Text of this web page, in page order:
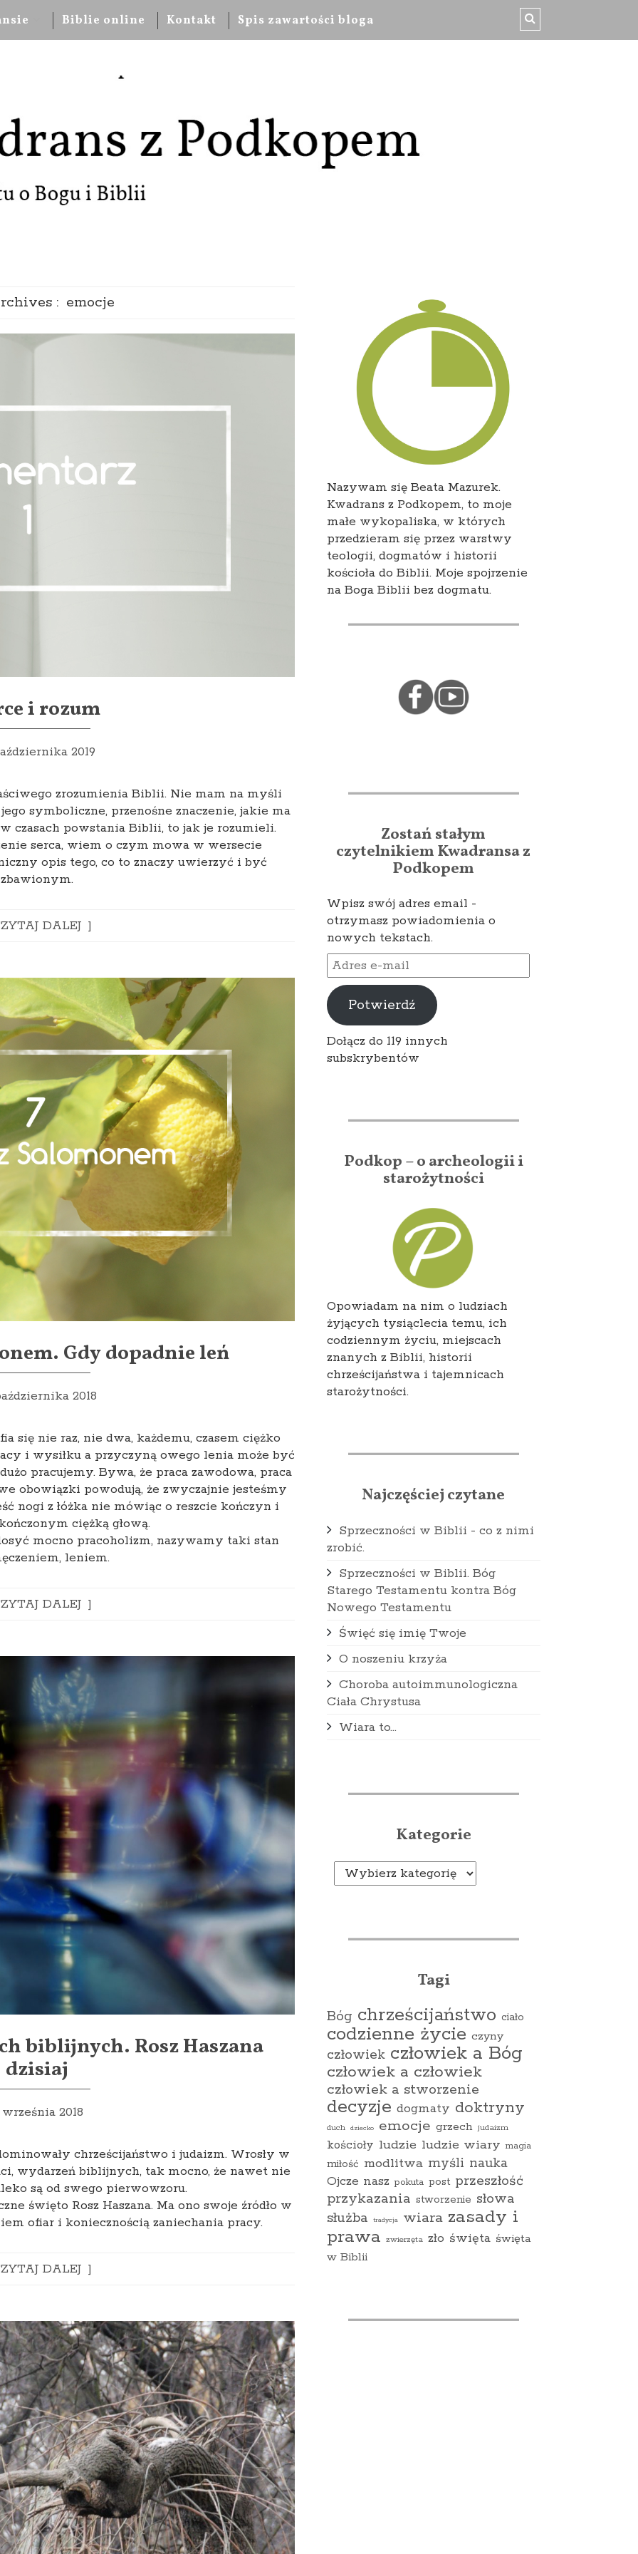
Biblie online Kontakt Spis zawartości bloga
: emocje
i rozum
2019
zrozumienia Biblii. Nie mam na myśli
symboliczne, przenośne znaczenie, jakie ma
czasach powstania Biblii, to jak je rozumieli.
serca, wiem o czym mowa w wersecie
opis tego, co to znaczy uwierzyć i być
zbawionym.
DALEJ
Gdy dopadnie leń
2018
się nie raz, nie dwa, każdemu, czasem ciężko
i wysiłku a przyczyną owego lenia może być
pracujemy. Bywa, że praca zawodowa, praca
obowiązki powodują, że zwyczajnie jesteśmy
nogi z łóżka nie mówiąc o reszcie kończyn i
ciężką głową.
mocno pracoholizm, nazywamy taki stan
leniem.
DALEJ
biblijnych. Rosz Haszana
dzisiaj
września 2018
chrześcijaństwo i judaizm. Wrosły w
wydarzeń biblijnych, tak mocno, że nawet nie
są od swego pierwowzoru.
święto Rosz Haszana. Ma ono swoje źródło w
ofiar i koniecznością zaniechania pracy.
DALEJ
Nazywam się Beata Mazurek.
Kwadrans z Podkopem, to moje
małe wykopaliska, w których
przedzieram się przez warstwy
teologii, dogmatów i historii
kościoła do Biblii. Moje spojrzenie
na Boga Biblii bez dogmatu.
Zostań stałym
czytelnikiem Kwadransa z
Podkopem
Wpisz swój adres email -
otrzymasz powiadomienia o
nowych tekstach.
Adres
e-
mail
Potwierdź
Dołącz do 119 innych
subskrybentów
Podkop – o archeologii i
starożytności
Opowiadam na nim o ludziach
żyjących tysiąclecia temu, ich
codziennym życiu, miejscach
znanych z Biblii, historii
chrześcijaństwa i tajemnicach
starożytności.
Najczęściej czytane
Sprzeczności w Biblii - co z nimi
zrobić.
Sprzeczności w Biblii. Bóg
Starego Testamentu kontra Bóg
Nowego Testamentu
Święć się imię Twoje
O noszeniu krzyża
Choroba autoimmunologiczna
Ciała Chrystusa
Wiara to...
Kategorie
Kategorie
Tagi
Bóg chrześcijaństwo ciało
codzienne życie czyny
człowiek człowiek a Bóg
człowiek a człowiek
człowiek a stworzenie
decyzje dogmaty doktryny
duch dziecko emocje grzech judaizm
kościoły ludzie ludzie wiary magia
miłość modlitwa myśli nauka
Ojcze nasz pokuta post przeszłość
przykazania stworzenie słowa
służba
tradycja wiara zasady i
prawa zwierzęta zło święta święta
w Biblii